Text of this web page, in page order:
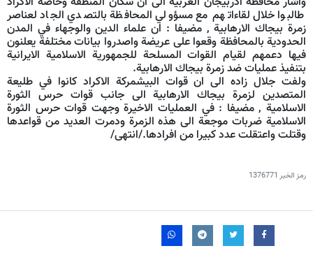
طالبوا خلال لقاءاتهم مع مسؤولي المحافظة بالتصدي الجاد لعناصر
زمرة بيجاك الارهابية , مضيفا : ان علماء الدين والوجهاء في المدن
الحدودية بالمحافظة وقعوا على عريضة واصدروا بيانات مختلفة يعلنون
فيها دعمهم لقيام القوات المسلحة للجمهورية الاسلامية الايرانية
بتنفيذ عمليات ضد زمرة بيجاك الارهابية.
ولفت جلال زاده الى ان قوات البيشمركة الاكراد كانوا في طليعة
المتصدين لزمرة بيجاك الارهابية الى جانب قوات حرس الثورة
الاسلامية , مضيفا : في العمليات الاخيرة وجهت قوات حرس الثورة
الاسلامية ضربات موجعة الى هذه الزمرة ودمرت العديد من قواعدها
وقتلت واعتقلت عدد كبيرا من افرادها./انتهى/
رمز الخبر 1376771